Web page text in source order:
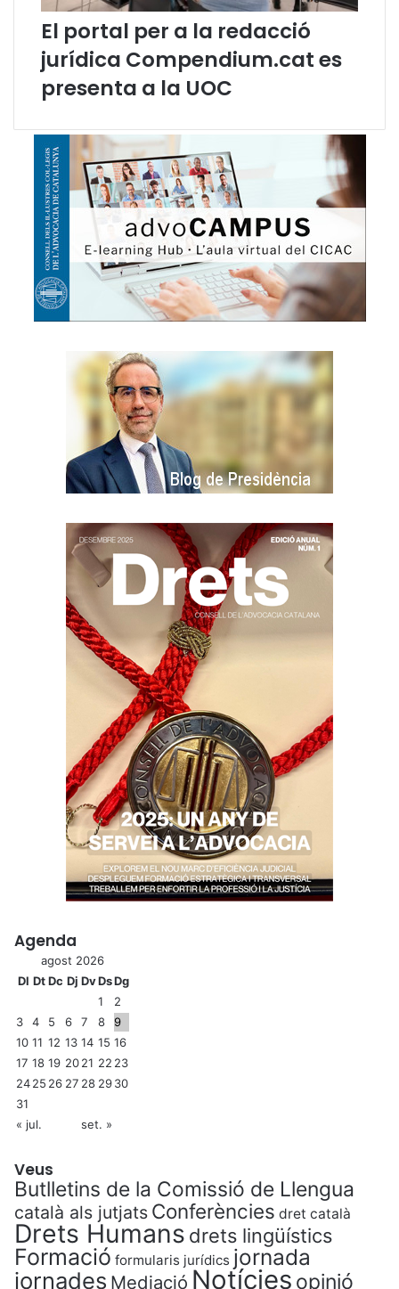
s
t
i
c
l
t
l
El portal per a la redacció
jurídica Compendium.cat es
presenta a la UOC
Agenda
agost 2026
Dl DtDc Dj DvDsDg
1
2
3
4 5 6 7 8
9
10 11 12 13 14 15 16
17 18 19 2021 22 23
2425 26 27 28 2930
31
« jul.
set. »
Veus
Butlletins de la Comissió de Llengua
català als jutjats Conferències dret català
Drets Humans drets lingüístics
Formació formularis jurídics jornada
jornades Mediació Notícies opinió